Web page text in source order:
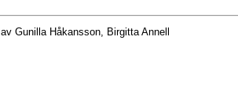
av Gunilla Håkansson, Birgitta Annell